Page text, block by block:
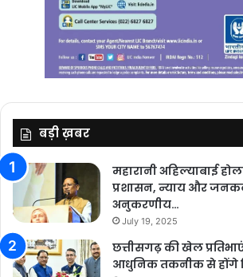
बड़ी ख़बर
महारानी अहिल्याबाई
प्रशासन, न्याय और
अनुकरणीय…
July 19, 2025
छत्तीसगढ़ की खेल
आधुनिक तकनीक से होंगे